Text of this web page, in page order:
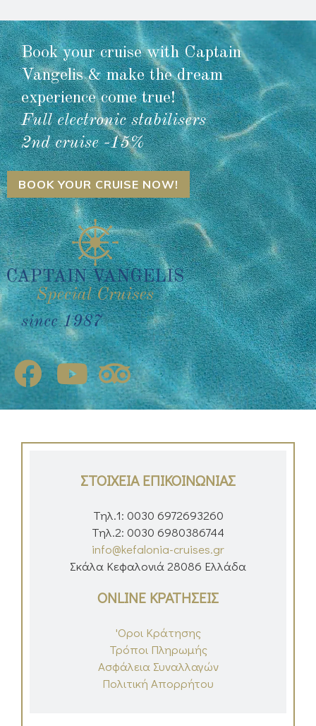
Book your cruise with Captain
Vangelis & make the dream
experience come true!
Full electronic stabilisers
2nd cruise -15%
BOOK YOUR CRUISE NOW!
since 1987
ΣΤΟΙΧΕΙΑ ΕΠΙΚΟΙΝΩΝΙΑΣ
Τηλ.1: 0030 6972693260
Τηλ.2: 0030 6980386744
info@kefalonia-cruises.gr
Σκάλα Κεφαλονιά 28086 Ελλάδα
ONLINE ΚΡΑΤΗΣΕΙΣ
'Οροι Κράτησης
Τρόποι Πληρωμής
Ασφάλεια Συναλλαγών
Πολιτική Απορρήτου